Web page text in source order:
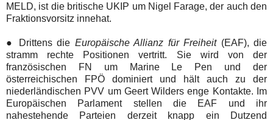
MELD, ist die britische UKIP um Nigel Farage, der auch den
Fraktionsvorsitz innehat.
● Drittens die Europäische Allianz für Freiheit(EAF), die
stramm rechte Positionen vertritt. Sie wird von der
französischen FN um Marine Le Pen und der
österreichischen FPÖ dominiert und hält auch zu der
niederländischen PVV um Geert Wilders enge Kontakte. Im
Europäischen Parlament stellen die EAF und ihr
nahestehende Parteien derzeit knapp ein Dutzend